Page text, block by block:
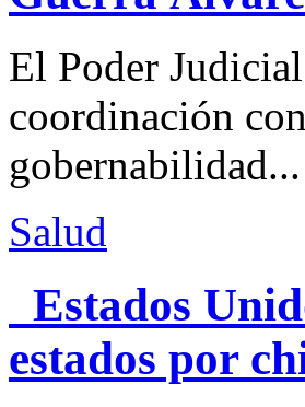
El Poder
coordinación
gobernabilidad...
Salud
Estados
estados por